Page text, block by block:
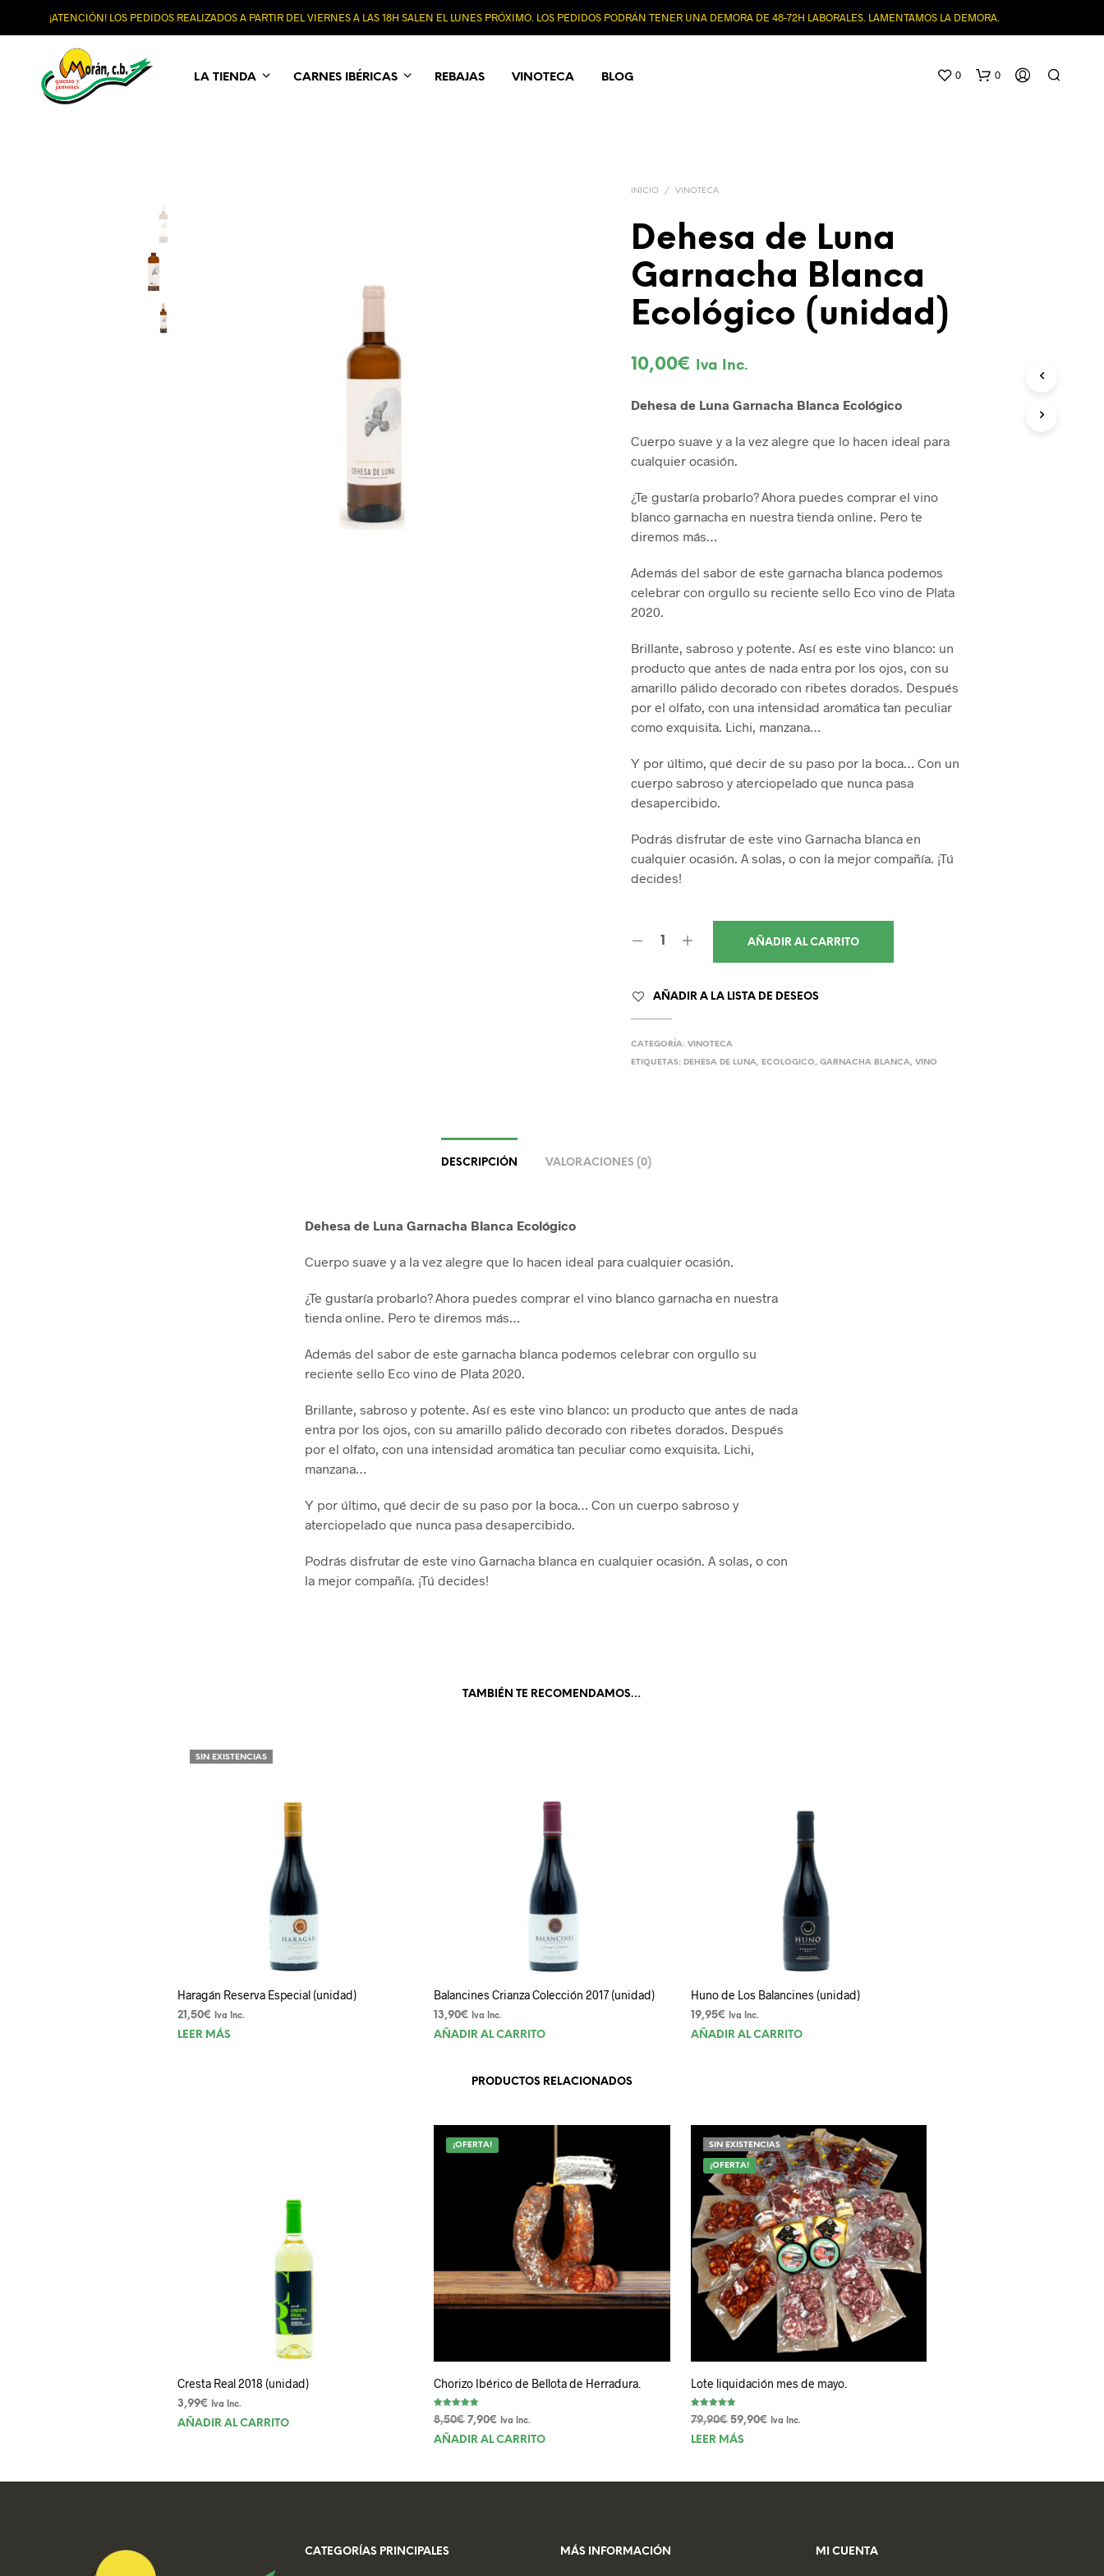
¡ATENCIÓN! LOS PEDIDOS REALIZADOS A PARTIR DEL VIERNES A LAS 18H SALEN EL LUNES PRÓXIMO. LOS PEDIDOS PODRÁN TENER UNA DEMORA DE 48-72H LABORALES. LAMENTAMOS LA DEMORA.
LA TIENDA CARNES IBÉRICAS REBAJAS VINOTECA BLOG 0 0
INICIO / VINOTECA
Dehesa de Luna
Garnacha Blanca
Ecológico (unidad)
10,00€ Iva Inc.
Dehesa de Luna Garnacha Blanca Ecológico
Cuerpo suave y a la vez alegre que lo hacen ideal para
cualquier ocasión.
¿Te gustaría probarlo? Ahora puedes comprar el vino
blanco garnacha en nuestra tienda online. Pero te
diremos más…
Además del sabor de este garnacha blanca podemos
celebrar con orgullo su reciente sello Eco vino de Plata
2020.
Brillante, sabroso y potente. Así es este vino blanco: un
producto que antes de nada entra por los ojos, con su
amarillo pálido decorado con ribetes dorados. Después
por el olfato, con una intensidad aromática tan peculiar
como exquisita. Lichi, manzana…
Y por último, qué decir de su paso por la boca… Con un
cuerpo sabroso y aterciopelado que nunca pasa
desapercibido.
Podrás disfrutar de este vino Garnacha blanca en
cualquier ocasión. A solas, o con la mejor compañía. ¡Tú
decides!
AÑADIR AL CARRITO
AÑADIR A LA LISTA DE DESEOS
CATEGORÍA:VINOTECA
ETIQUETAS: DEHESA DE LUNA, ECOLOGICO,GARNACHA BLANCA,VINO
DESCRIPCIÓN VALORACIONES (0)
Dehesa de Luna Garnacha Blanca Ecológico
Cuerpo suave y a la vez alegre que lo hacen ideal para cualquier ocasión.
¿Te gustaría probarlo? Ahora puedes comprar el vino blanco garnacha en nuestra
tienda online. Pero te diremos más…
Además del sabor de este garnacha blanca podemos celebrar con orgullo su
reciente sello Eco vino de Plata 2020.
Brillante, sabroso y potente. Así es este vino blanco: un producto que antes de nada
entra por los ojos, con su amarillo pálido decorado con ribetes dorados. Después
por el olfato, con una intensidad aromática tan peculiar como exquisita. Lichi,
manzana…
Y por último, qué decir de su paso por la boca… Con un cuerpo sabroso y
aterciopelado que nunca pasa desapercibido.
Podrás disfrutar de este vino Garnacha blanca en cualquier ocasión. A solas, o con
la mejor compañía. ¡Tú decides!
TAMBIÉN TE RECOMENDAMOS…
SIN EXISTENCIAS
Haragán Reserva Especial (unidad)
21,50€ Iva Inc.
LEER MÁS
Balancines Crianza Colección 2017 (unidad)
13,90€ Iva Inc.
AÑADIR AL CARRITO
Huno de Los Balancines (unidad)
19,95€ Iva Inc.
AÑADIR AL CARRITO
PRODUCTOS RELACIONADOS
Cresta Real 2018 (unidad)
3,99€ Iva Inc.
AÑADIR AL CARRITO
¡OFERTA!
Chorizo Ibérico de Bellota de Herradura.
Valorado con
5.00
8,50€ El
precio
8,50€.
7,90€ El
precio
7,90€.
Iva Inc.
AÑADIR AL CARRITO
SIN EXISTENCIAS
¡OFERTA!
Lote liquidación mes de mayo.
Valorado con
5.00
79,90€ El
precio
79,90€.
59,90€El
59,90€.
Iva Inc.
LEER MÁS
CATEGORÍAS PRINCIPALES MÁS INFORMACIÓN MI CUENTA